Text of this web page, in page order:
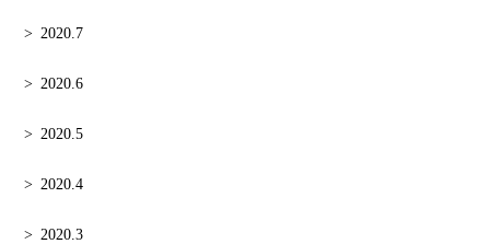
2020.7
2020.6
2020.5
2020.4
2020.3